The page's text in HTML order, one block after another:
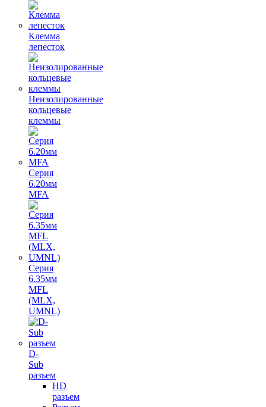
Клемма
лепесток
Неизолированные
кольцевые
клеммы
Серия
6.20мм
MFA
Серия
6.35мм
MFL
(MLX,
UMNL)
D-
Sub
разъем
HD
разъем